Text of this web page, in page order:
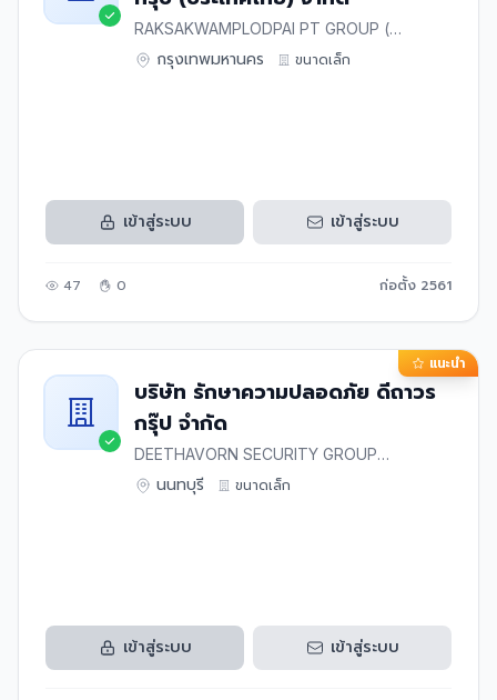
RAKSAKWAMPLODPAI PT GROUP (
THAILAND) CO.,LTD.
กรุงเทพมหานคร ขนาดเล็ก
เข้าสู่ระบบ เข้าสู่ระบบ
47 0 ก่อตั้ง 2561
แนะนำ
บริษัท รักษาความปลอดภัย ดีถาวร
กรุ๊ป จำกัด
DEETHAVORN SECURITY GROUP
COMPANY LIMITED
นนทบุรี ขนาดเล็ก
เข้าสู่ระบบ เข้าสู่ระบบ